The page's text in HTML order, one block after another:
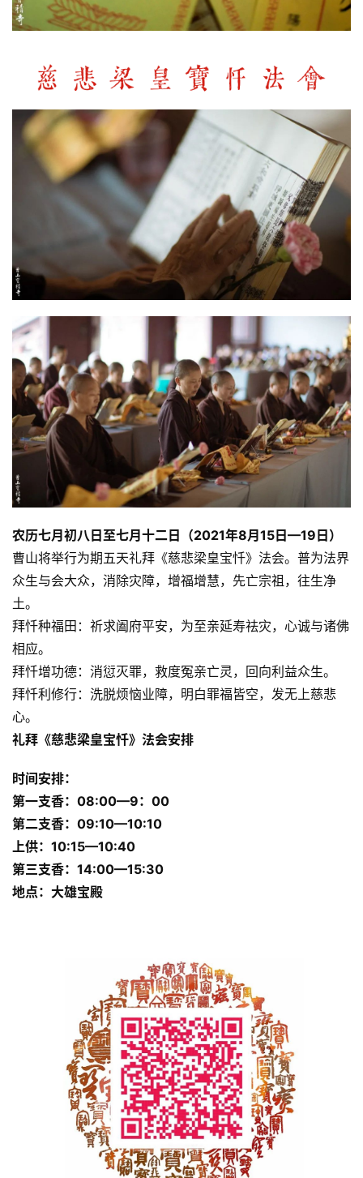
农历七月初八日至七月十二日（2021年8月15日—19日）
曹山将举行为期五天礼拜《慈悲梁皇宝忏》法会。普为法界
众生与会大众，消除灾障，增福增慧，先亡宗祖，往生净
土。
拜忏种福田：祈求阖府平安，为至亲延寿祛灾，心诚与诸佛
相应。
拜忏增功德：消愆灭罪，救度冤亲亡灵，回向利益众生。
拜忏利修行：洗脱烦恼业障，明白罪福皆空，发无上慈悲
心。
礼拜《慈悲梁皇宝忏》法会安排
时间安排：
第一支香：08:00—9：00
第二支香：09:10—10:10
上供：10:15—10:40
第三支香：14:00—15:30
地点： 大雄宝殿